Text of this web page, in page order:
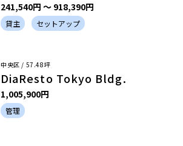
241,540円 〜 918,390円
貸主 セットアップ
中央区 / 57.48坪
DiaResto Tokyo Bldg.
1,005,900円
管理